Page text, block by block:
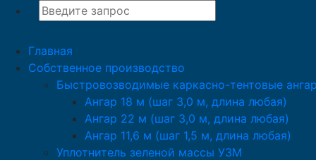
Главная
Собственное производство
Быстровозводимые каркасно-тентовые
Ангар 18 м (шаг 3,0 м, длина любая)
Ангар 22 м (шаг 3,0 м, длина любая)
Ангар 11,6 м (шаг 1,5 м, длина любая)
Уплотнитель зеленой массы УЗМ